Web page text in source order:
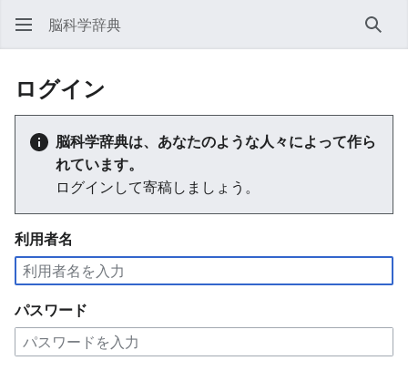
脳科学辞典 検索
ログイン
脳科学辞典は、あなたのような人々によって作ら
れています。
ログインして寄稿しましょう。
利用者名
パスワード